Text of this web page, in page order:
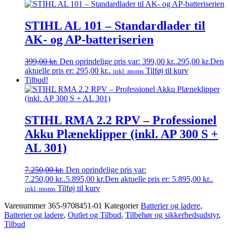
STIHL AL 101 – Standardlader til
AK- og AP-batteriserien
399,00kr. Den oprindelige pris var: 399,00 kr..295,00 kr.Den
aktuelle pris er: 295,00 kr.. inkl. moms Tilføj til kurv
Tilbud!
STIHL RMA 2.2 RPV – Professionel
Akku Plæneklipper (inkl. AP 300 S +
AL 301)
7.250,00kr. Den oprindelige pris var:
7.250,00 kr..5.895,00 kr.Den aktuelle pris er: 5.895,00 kr..
inkl. moms Tilføj til kurv
Varenummer365-9708451-01 Kategorier Batterier og ladere,
Batterier og ladere, Outlet og Tilbud, Tilbehør og sikkerhedsudstyr,
Tilbud